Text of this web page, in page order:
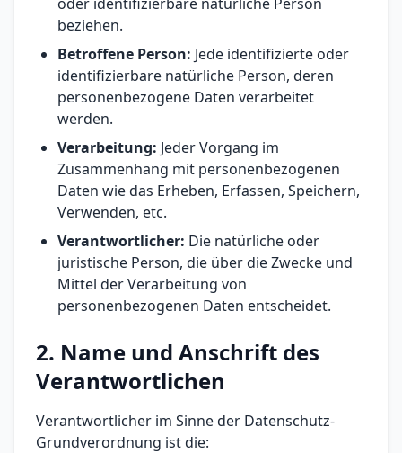
beziehen.
Betroffene Person: Jede identifizierte oder
identifizierbare natürliche Person, deren
personenbezogene Daten verarbeitet
werden.
Verarbeitung: Jeder Vorgang im
Zusammenhang mit personenbezogenen
Daten wie das Erheben, Erfassen, Speichern,
Verwenden, etc.
Verantwortlicher: Die natürliche oder
juristische Person, die über die Zwecke und
Mittel der Verarbeitung von
personenbezogenen Daten entscheidet.
2. Name und Anschrift des
Verantwortlichen
Verantwortlicher im Sinne der Datenschutz-
Grundverordnung ist die: